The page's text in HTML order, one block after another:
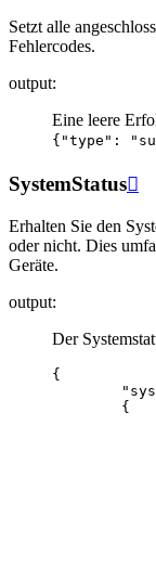
Setzt alle
Fehlercodes.
output:
Eine leere
{"type":
SystemStatus
Erhalten Sie den
oder nicht. Dies
Geräte.
output:
Der
{
{